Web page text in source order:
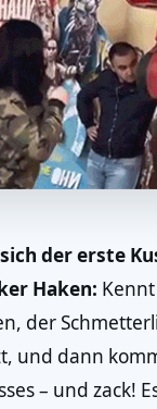
der erste
Haken:
der
und dann
– und zack!